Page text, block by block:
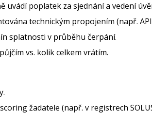
uvádí poplatek za sjednání a vedení
technickým propojením (např.
splatnosti v průběhu čerpání.
vs. kolik celkem vrátím.
žadatele (např. v registrech